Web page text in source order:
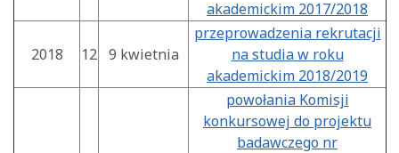
akademickim 2017/2018
2018 12 9 kwietnia
przeprowadzenia rekrutacji
na studia w roku
akademickim 2018/2019
powołania Komisji
konkursowej do projektu
badawczego nr